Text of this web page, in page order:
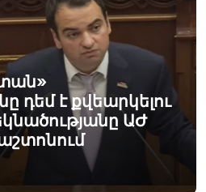
դեմ է քվեարկելու
ԱԺ